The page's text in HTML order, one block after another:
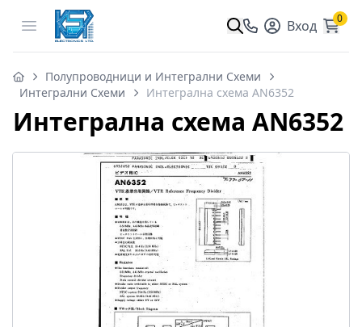
Open menu Вход 0
Полупроводници и Интегрални Схеми
Интегрални Схеми
Интегрална схема AN6352
Интегрална схема AN6352